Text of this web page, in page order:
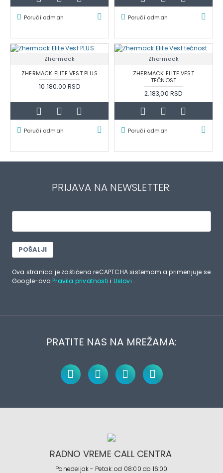
Poruči odmah Poruči odmah
Zhermack
ZHERMACK ELITE VEST PLUS
10.180,00 RSD
Poruči odmah
Zhermack
ZHERMACK ELITE VEST
TEČNOST
2.183,00 RSD
Poruči odmah
PRIJAVA NA NEWSLETTER:
POŠALJI
Ova stranica je zaštićena reCAPTCHA sistemom a primenjuje se
Google-ovaPravila privatnosti i Uslovi .
PRATITE NAS NA MREŽAMA:
RADNO VREME CALL CENTRA
Ponedeljak - Petak: od 08:00 do 16:00